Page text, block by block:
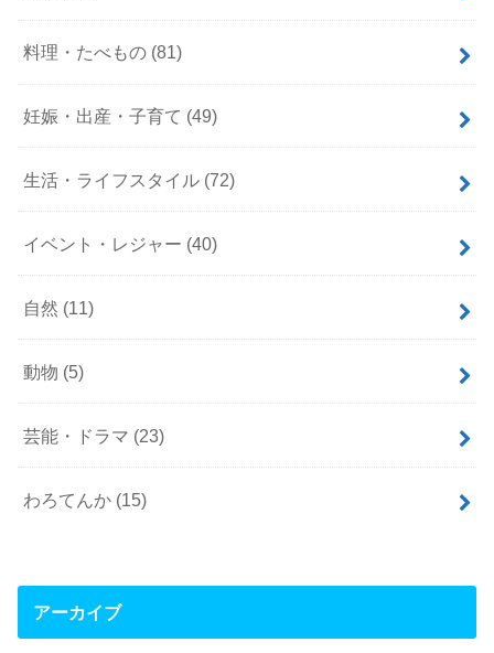
料理・たべもの (81)
妊娠・出産・子育て (49)
生活・ライフスタイル (72)
イベント・レジャー (40)
自然 (11)
動物 (5)
芸能・ドラマ (23)
わろてんか (15)
アーカイブ